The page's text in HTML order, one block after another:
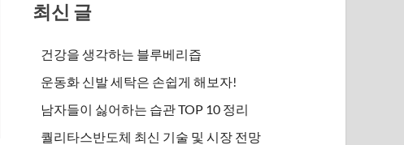
최신 글
건강을 생각하는 블루베리즙
운동화 신발 세탁은 손쉽게 해보자!
남자들이 싫어하는 습관 TOP 10 정리
퀄리타스반도체 최신 기술 및 시장 전망